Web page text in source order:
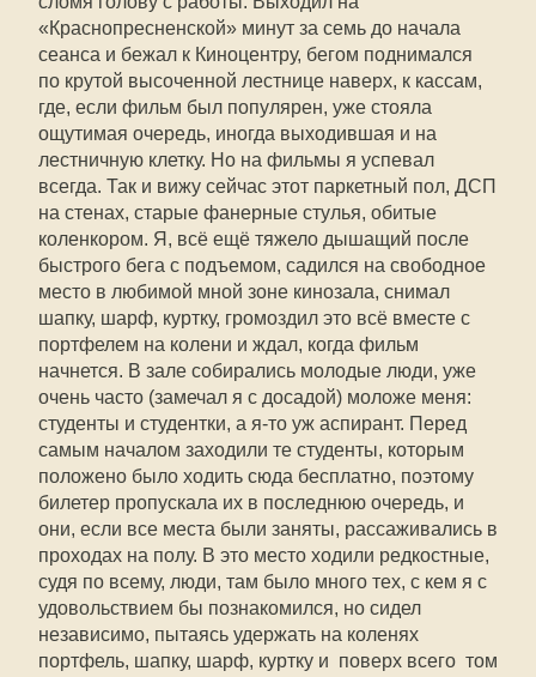
«Краснопресненской» минут за семь до начала
сеанса и бежал к Киноцентру, бегом поднимался
по крутой высоченной лестнице наверх, к кассам,
где, если фильм был популярен, уже стояла
ощутимая очередь, иногда выходившая и на
лестничную клетку. Но на фильмы я успевал
всегда. Так и вижу сейчас этот паркетный пол, ДСП
на стенах, старые фанерные стулья, обитые
коленкором. Я, всё ещё тяжело дышащий после
быстрого бега с подъемом, садился на свободное
место в любимой мной зоне кинозала, снимал
шапку, шарф, куртку, громоздил это всё вместе с
портфелем на колени и ждал, когда фильм
начнется. В зале собирались молодые люди, уже
очень часто (замечал я с досадой) моложе меня:
студенты и студентки, а я-то уж аспирант. Перед
самым началом заходили те студенты, которым
положено было ходить сюда бесплатно, поэтому
билетер пропускала их в последнюю очередь, и
они, если все места были заняты, рассаживались в
проходах на полу. В это место ходили редкостные,
судя по всему, люди, там было много тех, с кем я с
удовольствием бы познакомился, но сидел
независимо, пытаясь удержать на коленях
портфель, шапку, шарф, куртку и  поверх всего  том